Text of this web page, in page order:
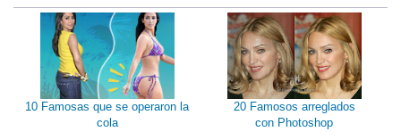
10 Famosas que se operaron la
cola
20 Famosos arreglados
con Photoshop